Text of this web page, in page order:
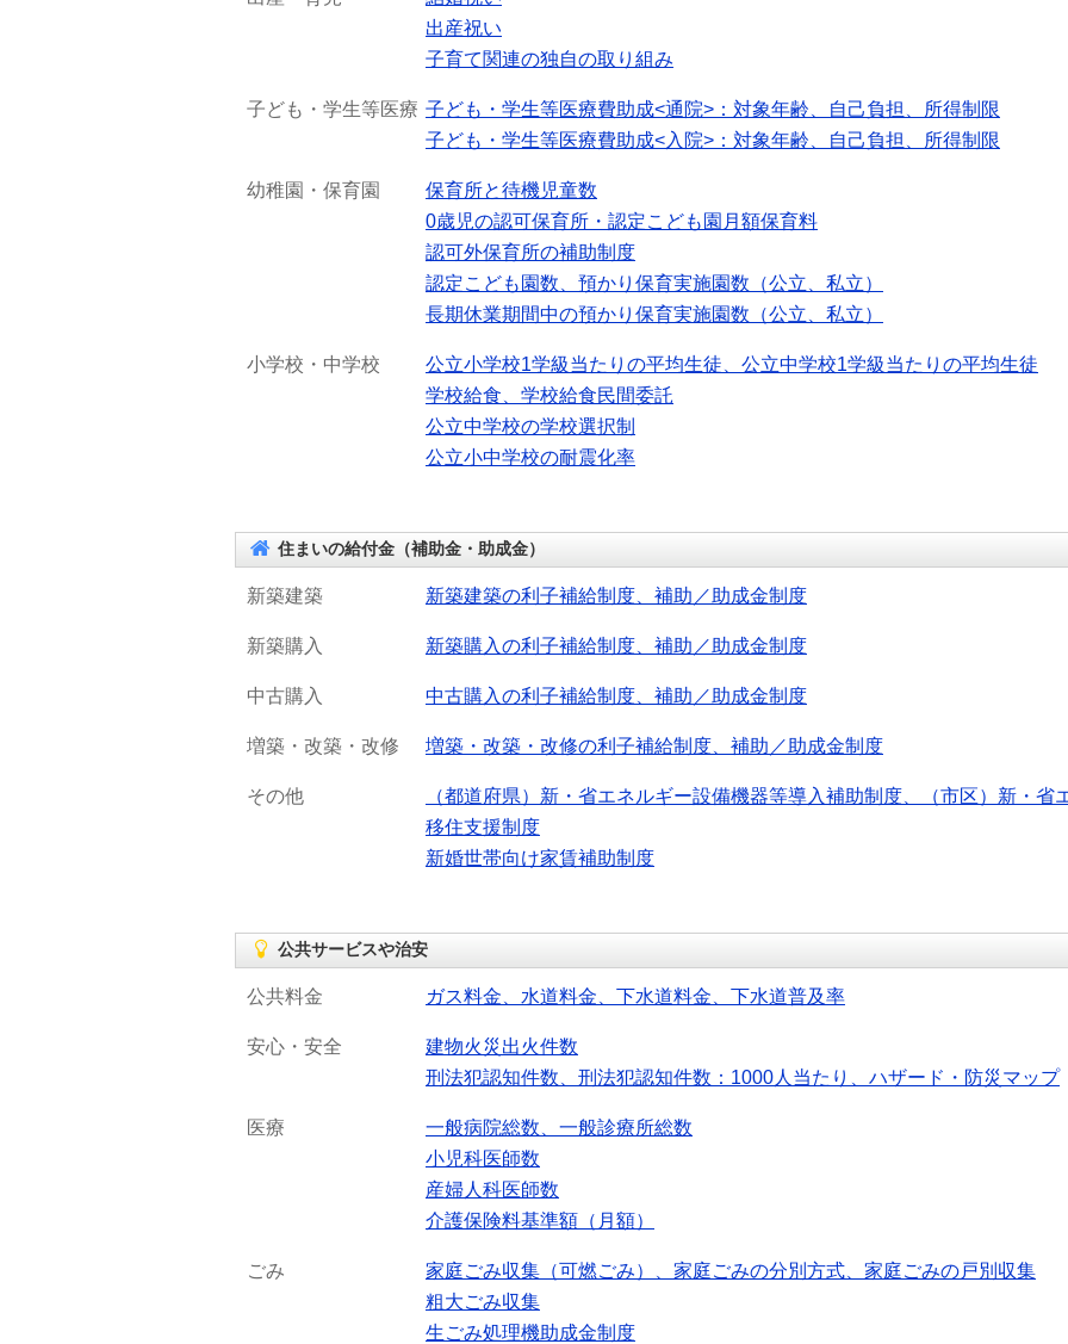
出産祝い
子育て関連の独自の取り組み
子ども・学生等医療 子ども・学生等医療費助成<通院>：対象年齢、自己負担、所得制限
子ども・学生等医療費助成<入院>：対象年齢、自己負担、所得制限
幼稚園・保育園
保育所と待機児童数
0歳児の認可保育所・認定こども園月額保育料
認可外保育所の補助制度
認定こども園数、預かり保育実施園数（公立、私立）
長期休業期間中の預かり保育実施園数（公立、私立）
小学校・中学校
公立小学校1学級当たりの平均生徒、公立中学校1学級当たりの平均生徒
学校給食、学校給食民間委託
公立中学校の学校選択制
公立小中学校の耐震化率
住まいの給付金（補助金・助成金）
新築建築 新築建築の利子補給制度、補助／助成金制度
新築購入 新築購入の利子補給制度、補助／助成金制度
中古購入 中古購入の利子補給制度、補助／助成金制度
増築・改築・改修 増築・改築・改修の利子補給制度、補助／助成金制度
その他
（都道府県）新・省エネルギー設備機器等導入補助制度、（市区）新・
移住支援制度
新婚世帯向け家賃補助制度
公共サービスや治安
公共料金 ガス料金、水道料金、下水道料金、下水道普及率
安心・安全
建物火災出火件数
刑法犯認知件数、刑法犯認知件数：1000人当たり、ハザード・防災マップ
医療
一般病院総数、一般診療所総数
小児科医師数
産婦人科医師数
介護保険料基準額（月額）
ごみ
家庭ごみ収集（可燃ごみ）、家庭ごみの分別方式、家庭ごみの戸別収集
粗大ごみ収集
生ごみ処理機助成金制度